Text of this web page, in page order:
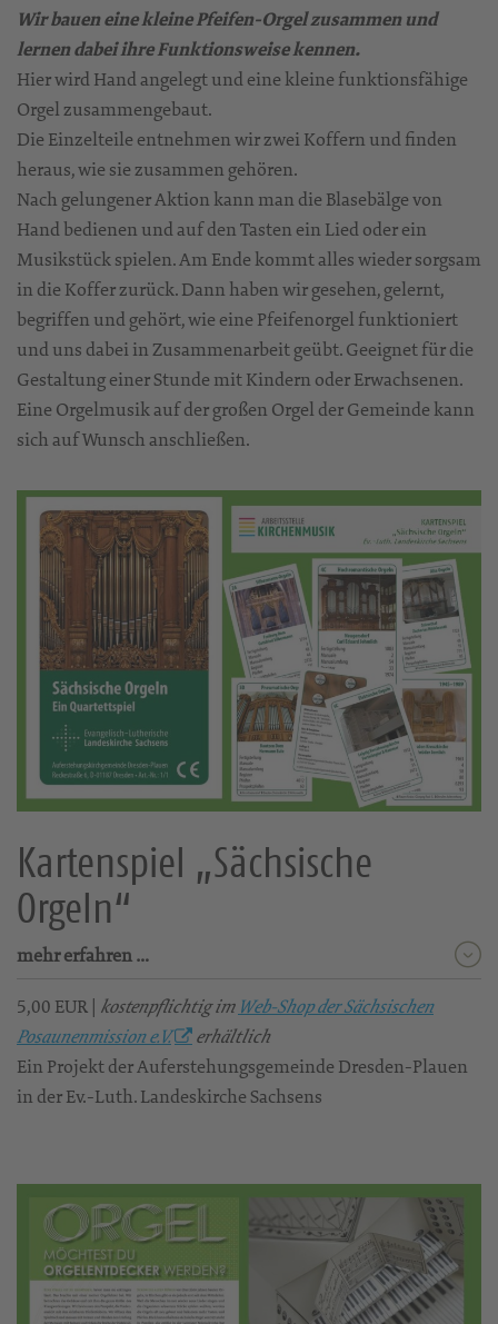
Wir bauen eine kleine Pfeifen-Orgel zusammen und
lernen dabei ihre Funktionsweise kennen.
Hier wird Hand angelegt und eine kleine funktionsfähige
Orgel zusammengebaut.
Die Einzelteile entnehmen wir zwei Koffern und finden
heraus, wie sie zusammen gehören.
Nach gelungener Aktion kann man die Blasebälge von
Hand bedienen und auf den Tasten ein Lied oder ein
Musikstück spielen. Am Ende kommt alles wieder sorgsam
in die Koffer zurück. Dann haben wir gesehen, gelernt,
begriffen und gehört, wie eine Pfeifenorgel funktioniert
und uns dabei in Zusammenarbeit geübt. Geeignet für die
Gestaltung einer Stunde mit Kindern oder Erwachsenen.
Eine Orgelmusik auf der großen Orgel der Gemeinde kann
sich auf Wunsch anschließen.
Kartenspiel „Sächsische
Orgeln“
mehr erfahren …
5,00 EUR | kostenpflichtig im Web-Shop der Sächsischen
Posaunenmission e.V.
erhältlich
Ein Projekt der Auferstehungsgemeinde Dresden-Plauen
in der Ev.-Luth. Landeskirche Sachsens